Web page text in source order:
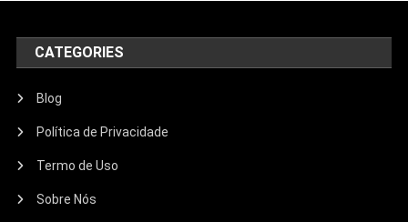
CATEGORIES
Blog
Política de Privacidade
Termo de Uso
Sobre Nós